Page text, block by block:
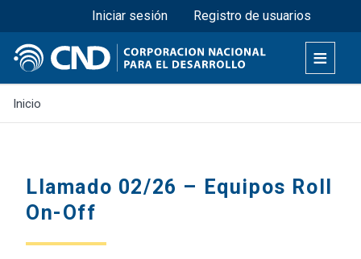
Pasar
al
contenido
principal
Menú superior
Iniciar sesión Registro de usuarios
Inicio
Llamado 02/26 – Equipos Roll
On-Off